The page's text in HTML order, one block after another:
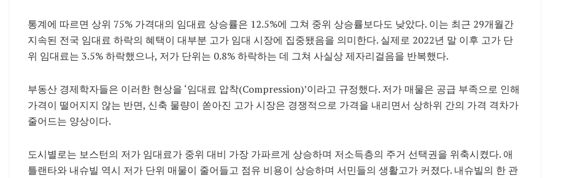
통계에 따르면 상위 75% 가격대의 임대료 상승률은 12.5%에 그쳐 중위 상승률보다도 낮았다. 이는 최근 29개월간
지속된 전국 임대료 하락의 혜택이 대부분 고가 임대 시장에 집중됐음을 의미한다. 실제로 2022년 말 이후 고가 단
위 임대료는 3.5% 하락했으나, 저가 단위는 0.8% 하락하는 데 그쳐 사실상 제자리걸음을 반복했다.
부동산 경제학자들은 이러한 현상을 ‘임대료 압착(Compression)’이라고 규정했다. 저가 매물은 공급 부족으로 인해
가격이 떨어지지 않는 반면, 신축 물량이 쏟아진 고가 시장은 경쟁적으로 가격을 내리면서 상하위 간의 가격 격차가
줄어드는 양상이다.
도시별로는 보스턴의 저가 임대료가 중위 대비 가장 가파르게 상승하며 저소득층의 주거 선택권을 위축시켰다. 애
틀랜타와 내슈빌 역시 저가 단위 매물이 줄어들고 점유 비용이 상승하며 서민들의 생활고가 커졌다. 내슈빌의 한 관